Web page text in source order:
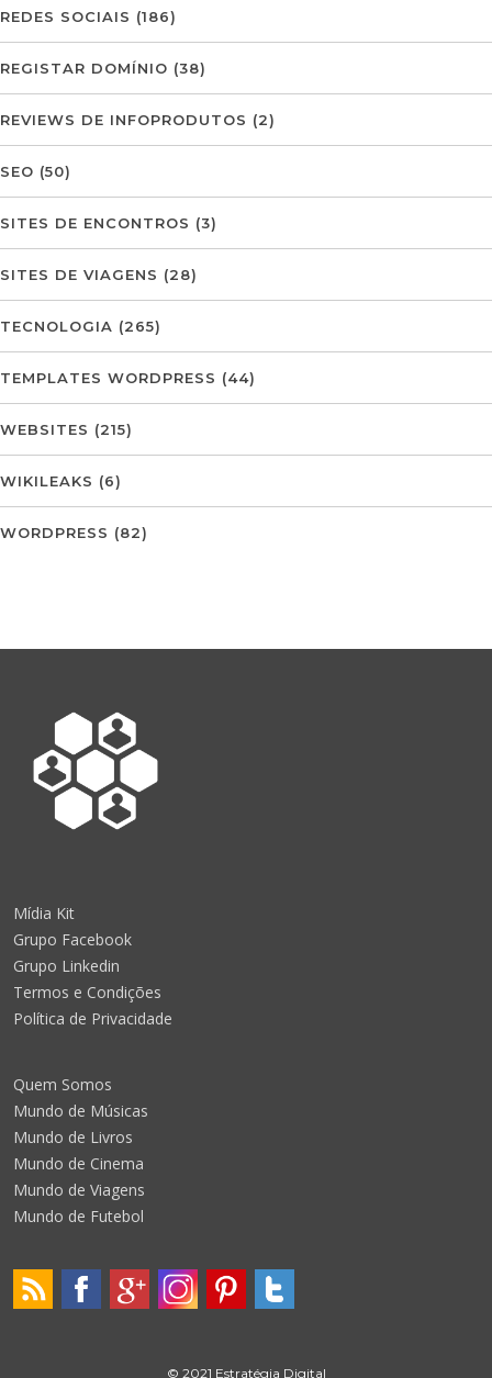
REDES SOCIAIS (186)
REGISTAR DOMÍNIO (38)
REVIEWS DE INFOPRODUTOS (2)
SEO (50)
SITES DE ENCONTROS (3)
SITES DE VIAGENS (28)
TECNOLOGIA (265)
TEMPLATES WORDPRESS (44)
WEBSITES (215)
WIKILEAKS (6)
WORDPRESS (82)
Mídia Kit
Grupo Facebook
Grupo Linkedin
Termos e Condições
Política de Privacidade
Quem Somos
Mundo de Músicas
Mundo de Livros
Mundo de Cinema
Mundo de Viagens
Mundo de Futebol
© 2021 Estratégia Digital